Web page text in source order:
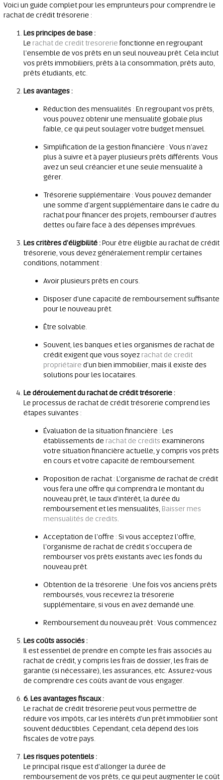
Voici un guide complet pour les emprunteurs pour comprendre le
rachat de crédit trésorerie :
Les principes de base :
Le rachat de credit tresorerie fonctionne en regroupant
l'ensemble de vos prêts en un seul nouveau prêt. Cela inclut
vos prêts immobiliers, prêts à la consommation, prêts auto,
prêts étudiants, etc.
Les avantages :
Réduction des mensualités : En regroupant vos prêts,
vous pouvez obtenir une mensualité globale plus
faible, ce qui peut soulager votre budget mensuel.
Simplification de la gestion financière : Vous n'avez
plus à suivre et à payer plusieurs prêts différents. Vous
avez un seul créancier et une seule mensualité à
gérer.
Trésorerie supplémentaire : Vous pouvez demander
une somme d'argent supplémentaire dans le cadre du
rachat pour financer des projets, rembourser d'autres
dettes ou faire face à des dépenses imprévues.
Les critères d'éligibilité :Pour être éligible au rachat de crédit
trésorerie, vous devez généralement remplir certaines
conditions, notamment :
Avoir plusieurs prêts en cours.
Disposer d'une capacité de remboursement suffisante
pour le nouveau prêt.
Être solvable.
Souvent, les banques et les organismes de rachat de
crédit exigent que vous soyez rachat de credit
propriétaire d'un bien immobilier, mais il existe des
solutions pour les locataires.
Le déroulement du rachat de crédit trésorerie :
Le processus de rachat de crédit trésorerie comprend les
étapes suivantes :
Évaluation de la situation financière : Les
établissements de rachat de credits examinerons
votre situation financière actuelle, y compris vos prêts
en cours et votre capacité de remboursement.
Proposition de rachat : L'organisme de rachat de crédit
vous fera une offre qui comprendra le montant du
nouveau prêt, le taux d'intérêt, la durée du
remboursement et les mensualités, Baisser mes
mensualités de credits.
Acceptation de l'offre : Si vous acceptez l'offre,
l'organisme de rachat de crédit s'occupera de
rembourser vos prêts existants avec les fonds du
nouveau prêt.
Obtention de la trésorerie : Une fois vos anciens prêts
remboursés, vous recevrez la trésorerie
supplémentaire, si vous en avez demandé une.
Remboursement du nouveau prêt : Vous commencez
Les coûts associés :
Il est essentiel de prendre en compte les frais associés au
rachat de crédit, y compris les frais de dossier, les frais de
garantie (si nécessaire), les assurances, etc. Assurez-vous
de comprendre ces coûts avant de vous engager.
6. Les avantages fiscaux :
Le rachat de crédit trésorerie peut vous permettre de
réduire vos impôts, car les intérêts d'un prêt immobilier sont
souvent déductibles. Cependant, cela dépend des lois
fiscales de votre pays.
Les risques potentiels :
Le principal risque est d'allonger la durée de
remboursement de vos prêts, ce qui peut augmenter le coût